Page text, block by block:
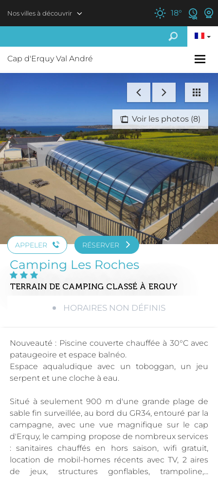
Nos villes à découvrir 18°
Cap d'Erquy Val André
Voir les photos (8)
APPELER RÉSERVER
Camping Les Roches
TERRAIN DE CAMPING CLASSÉ À ERQUY
HORAIRES NON DÉFINIS
Nouveauté : Piscine couverte chauffée à 30°C avec
pataugeoire et espace balnéo.
Espace aqualudique avec un toboggan, un jeu
serpent et une cloche à eau.
Situé à seulement 900 m d'une grande plage de
sable fin surveillée, au bord du GR34, entouré par la
campagne, avec une vue magnifique sur le cap
d'Erquy, le camping propose de nombreux services
: sanitaires chauffés en hors saison, wifi gratuit,
location de mobil-homes récents avec TV, 2 aires
de jeux, structures gonflables, trampoline,...